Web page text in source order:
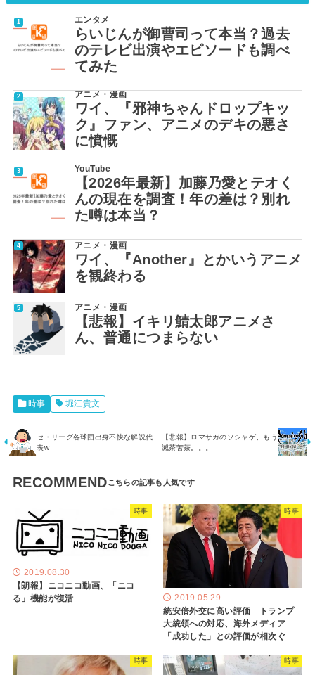
エンタメ
らいじんが御曹司って本当？過去
のテレビ出演やエピソードも調べ
てみた
アニメ・漫画
ワイ、『邪神ちゃんドロップキッ
ク』ファン、アニメのデキの悪さ
に憤慨
YouTube
【2026年最新】加藤乃愛とテオく
んの現在を調査！年の差は？別れ
た噂は本当？
アニメ・漫画
ワイ、『Another』とかいうアニメ
を観終わる
アニメ・漫画
【悲報】イキリ鯖太郎アニメさ
ん、普通につまらない
時事 堀江貴文
セ・リーグ各球団出身不快な解説代
表w
【悲報】ロマサガのソシャゲ、もう
滅茶苦茶。。。
RECOMMEND
時事
2019.08.30
【朗報】ニコニコ動画、「ニコ
る」機能が復活
時事
2019.05.29
統安倍外交に高い評価 トランプ
大統領への対応、海外メディア
「成功した」との評価が相次ぐ
時事 時事